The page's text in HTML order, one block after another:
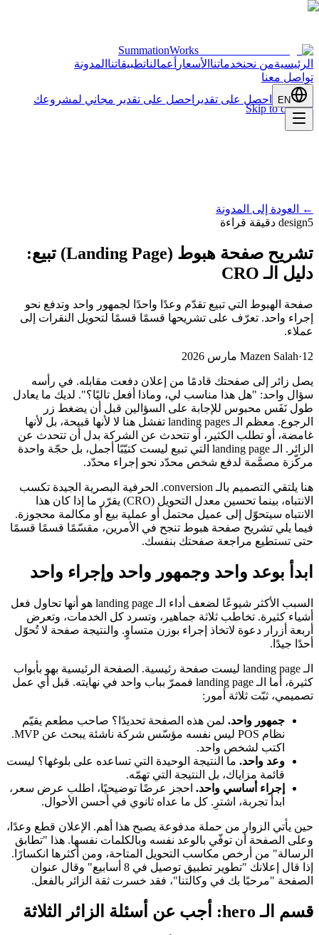
Skip to content
SummationWorks
الرئيسيةمن نحنخدماتنا الأسعار أعمالناتطبيقاتنا المدونة
تواصل معنا
EN احصل على تقدير احصل على تقدير مجاني لمشروعك
←
العودة إلى المدونة
design5 دقيقة قراءة
تشريح صفحة هبوط (Landing Page) تبيع:
دليل الـ CRO
صفحة الهبوط التي تبيع تقدّم وعدًا واحدًا لجمهور واحد وتدفع نحو
إجراء واحد. تعرّف على تشريحها قسمًا قسمًا لتحويل النقرات إلى
عملاء.
Mazen Salah·12 مارس 2026
يصل زائر إلى صفحتك قادمًا من إعلان دفعت مقابله. في رأسه
سؤال واحد: "هل هذا مناسب لي، وماذا أفعل تاليًا؟". لديك ما يعادل
طول نَفَس محبوس للإجابة على السؤالين قبل أن يضغط زر
الرجوع. معظم الـ landing pages تفشل هنا لا لأنها قبيحة، بل لأنها
غامضة، أو تطلب الكثير، أو تتحدث عن الشركة بدل أن تتحدث عن
الزائر. الـ landing page التي تبيع ليست كتيّبًا أجمل، بل حجّة واحدة
مركّزة مصمَّمة لدفع شخص محدّد نحو إجراء محدّد.
هنا يلتقي التصميم بالـ conversion. الحرفية البصرية الجيدة تكسب
الانتباه، بينما تحسين معدل التحويل (CRO) يقرّر ما إذا كان هذا
الانتباه سيتحوّل إلى عميل محتمل أو عملية بيع أو مكالمة محجوزة.
فيما يلي تشريح صفحة هبوط تنجح في الأمرين، مقسّمًا قسمًا قسمًا
حتى تستطيع مراجعة صفحتك بنفسك.
ابدأ بوعد واحد وجمهور واحد وإجراء واحد
السبب الأكثر شيوعًا لضعف أداء الـ landing page هو أنها تحاول فعل
أشياء كثيرة. تخاطب ثلاثة جماهير، وتسرد كل الخدمات، وتعرض
أربعة أزرار دعوة لاتخاذ إجراء بوزن متساوٍ. والنتيجة صفحة لا تُحوّل
أحدًا جيدًا.
الـ landing page ليست صفحة رئيسية. الصفحة الرئيسية بهو بأبواب
كثيرة، أما الـ landing page فممرّ بباب واحد في نهايته. قبل أي عمل
تصميمي، ثبّت ثلاثة أمور:
جمهور واحد. لمن هذه الصفحة تحديدًا؟ صاحب مطعم يقيّم
نظام POS ليس نفسه مؤسّس شركة ناشئة يبحث عن MVP.
اكتب لشخص واحد.
وعد واحد. ما النتيجة الوحيدة التي تساعده على بلوغها؟ ليست
قائمة مزاياك، بل النتيجة التي تهمّه.
إجراء أساسي واحد. احجز عرضًا توضيحيًا، اطلب عرض سعر،
ابدأ تجربة، اشترِ. كل ما عداه ثانوي في أحسن الأحوال.
حين يأتي الزوار من حملة مدفوعة يصبح هذا أهم. الإعلان قطع وعدًا،
وعلى الصفحة أن توفّي بالوعد نفسه وبالكلمات نفسها. هذا "تطابق
الرسالة" من أرخص مكاسب التحويل المتاحة، ومن أكثرها انكسارًا.
إذا قال إعلانك "تطوير تطبيق توصيل في 8 أسابيع" وقال عنوان
الصفحة "مرحبًا بك في وكالتنا"، فقد خسرت ثقة الزائر بالفعل.
قسم الـ hero: أجب عن أسئلة الزائر الثلاثة